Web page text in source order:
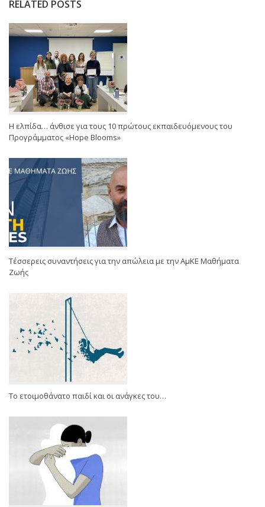
RELATED POSTS
Η ελπίδα… άνθισε για τους 10 πρώτους εκπαιδευόμενους του
Προγράμματος «Hope Blooms»
Τέσσερεις συναντήσεις για την απώλεια με την ΑμΚΕ Μαθήματα
Ζωής
Το ετοιμοθάνατο παιδί και οι ανάγκες του…